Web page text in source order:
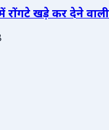
खड़े कर देने वाली